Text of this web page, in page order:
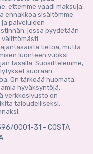
ettemme vaadi maksuja,
ennakkoa sisältömme
palveluiden
jossa pyydetään
välittömästi.
tietoa, mutta
luonteen vuoksi
tasalla. Suosittelemme,
suoraan
On tärkeää huomata,
hyväksyntöjä,
verkkosivusto on
taloudelliseksi,
0001-31 - COSTA